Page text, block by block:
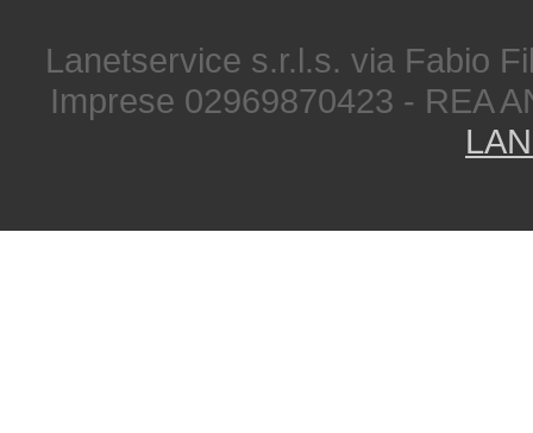
Lanetservice s.r.l.s. via Fabio
Imprese 02969870423 - REA